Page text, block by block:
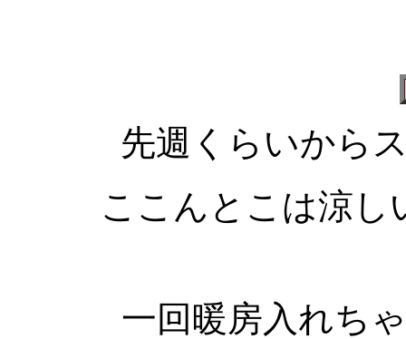
先週くらいから
ここんとこは涼
一回暖房入れち